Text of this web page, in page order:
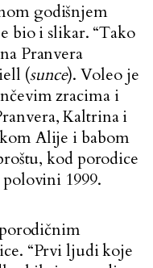
godišnjem
bio i slikar. “Tako
Pranvera
(sunce). Voleo je
zracima i
Kaltrina i
Alije i babom
kod porodice
1999.
“Prvi ljudi koje